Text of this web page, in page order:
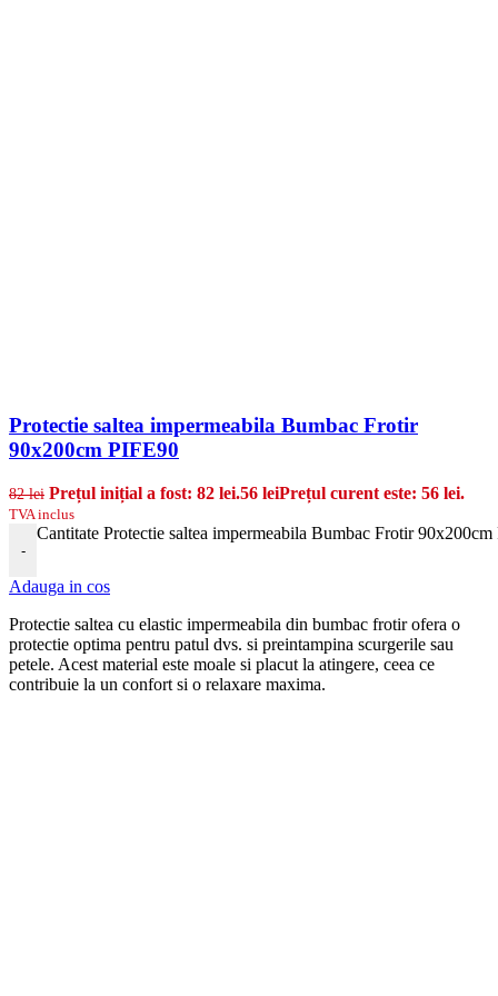
Protectie saltea impermeabila Bumbac Frotir
90x200cm PIFE90
82lei Prețul inițial a fost: 82 lei.56 leiPrețul curent este: 56 lei.
TVA inclus
-
Cantitate Protectie saltea impermeabila Bumbac Frotir
Adauga in cos
Protectie saltea cu elastic impermeabila din bumbac frotirofera o
protectie optima pentru patul dvs. si preintampina scurgerile sau
petele. Acest material este moale si placut la atingere, ceea ce
contribuie la un confort si o relaxare maxima.